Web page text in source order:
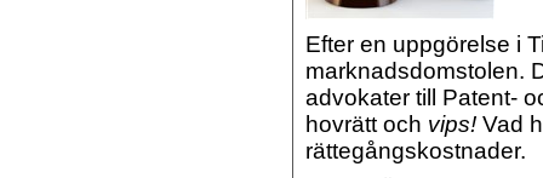
Efter en uppgörelse i
marknadsdomstolen.
advokater till Patent-
hovrätt och vips! Vad
rättegångskostnader.